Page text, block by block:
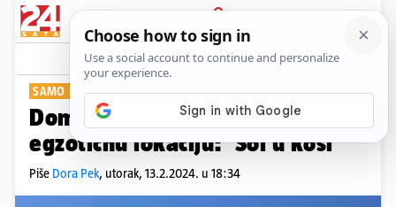
PRIJAVA
Show Komentari
SAMO UŽIVANCIJA
Domenica Žuvela otputovala na
egzotičnu lokaciju: 'Sol u kosi'
Piše Dora Pek, utorak, 13.2.2024. u 18:34